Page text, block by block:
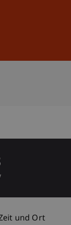
und Ort